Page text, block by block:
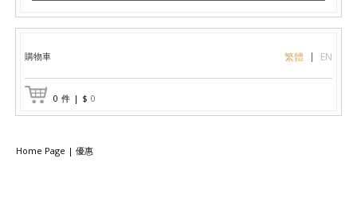
購物車 繁體 EN
0 件 | $ 0
Home Page | 優惠